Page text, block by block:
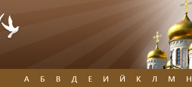
А Б В Д Е И Й К Л М Н